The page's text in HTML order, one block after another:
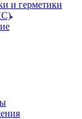
и герметики